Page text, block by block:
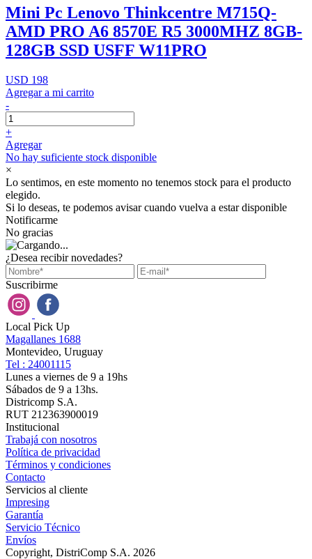
Mini Pc Lenovo Thinkcentre M715Q-
AMD PRO A6 8570E R5 3000MHZ 8GB-
128GB SSD USFF W11PRO
USD 198
Agregar a mi carrito
-
+
Agregar
No hay suficiente stock disponible
×
Lo sentimos, en este momento no tenemos stock para el producto
elegido.
Si lo deseas, te podemos avisar cuando vuelva a estar disponible
Notificarme
No gracias
¿Desea recibir novedades?
Suscribirme
Local Pick Up
Magallanes 1688
Montevideo, Uruguay
Tel : 24001115
Lunes a viernes de 9 a 19hs
Sábados de 9 a 13hs.
Districomp S.A.
RUT 212363900019
Institucional
Trabajá con nosotros
Política de privacidad
Términos y condiciones
Contacto
Servicios al cliente
Impresing
Garantía
Servicio Técnico
Envíos
Copyright, DistriComp S.A. 2026